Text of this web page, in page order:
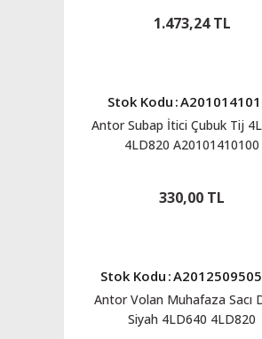
1.473,24 TL
Stok Kodu :
Antor Subap İtici Çubuk Tij
4LD820 A20101410100
330,00 TL
Stok Kodu :
Antor Volan Muhafaza Sacı
Siyah 4LD640 4LD820